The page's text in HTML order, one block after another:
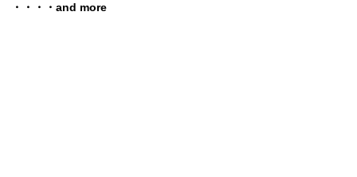
・・・・and more